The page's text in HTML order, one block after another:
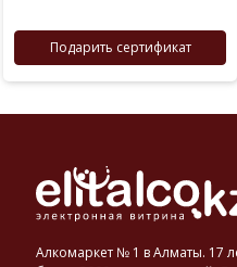
Подарить сертификат
Алкомаркет № 1 в Алматы. 17